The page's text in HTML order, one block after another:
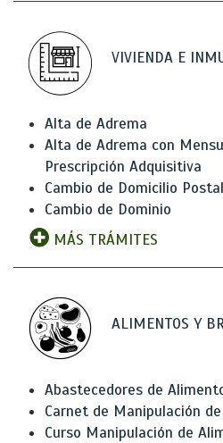
VIVIENDA E
Alta de Adrema
Alta de Adrema con
Prescripción Adquisitiva
Cambio de Domicilio Postal
Cambio de Dominio
MÁS TRÁMITES
ALIMENTOS Y
Abastecedores de
Carnet de Manipulación
Curso Manipulación de